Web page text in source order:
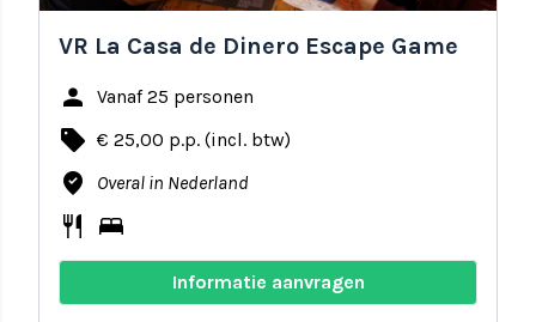
VR La Casa de Dinero Escape Game
person Vanaf 25 personen
local_offer € 25,00 p.p. (incl. btw)
where_to_vote Overal in Nederland
restaurant bed
Informatie aanvragen